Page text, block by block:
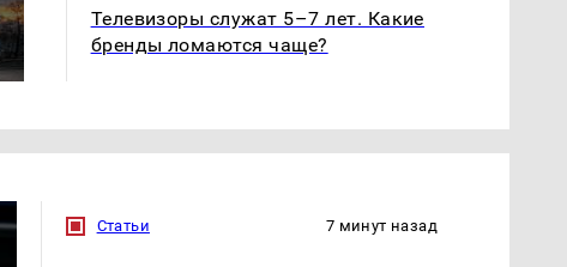
В магазинах России
ажиотаж из-за этого
продукта: что купить?
полицейскую
машину напали и
подожгли.
Телевизоры служат 5–7 лет. Какие
бренды ломаются чаще?
Статьи 7 минут назад